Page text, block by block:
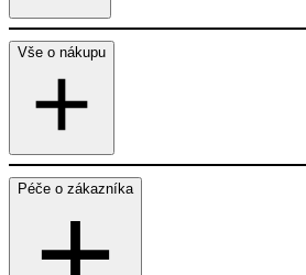
Vše o nákupu
Péče o zákazníka